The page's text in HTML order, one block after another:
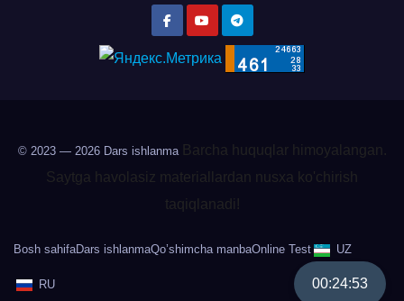
00:24:52
© 2023 — 2026Dars ishlanmaBarcha huquqlar himoyalangan.
Saytga havolasiz materiallardan nusxa ko'chirish
taqiqlanadi!
Bosh sahifaDars ishlanmaQo’shimcha manbaOnline Test UZ
RU